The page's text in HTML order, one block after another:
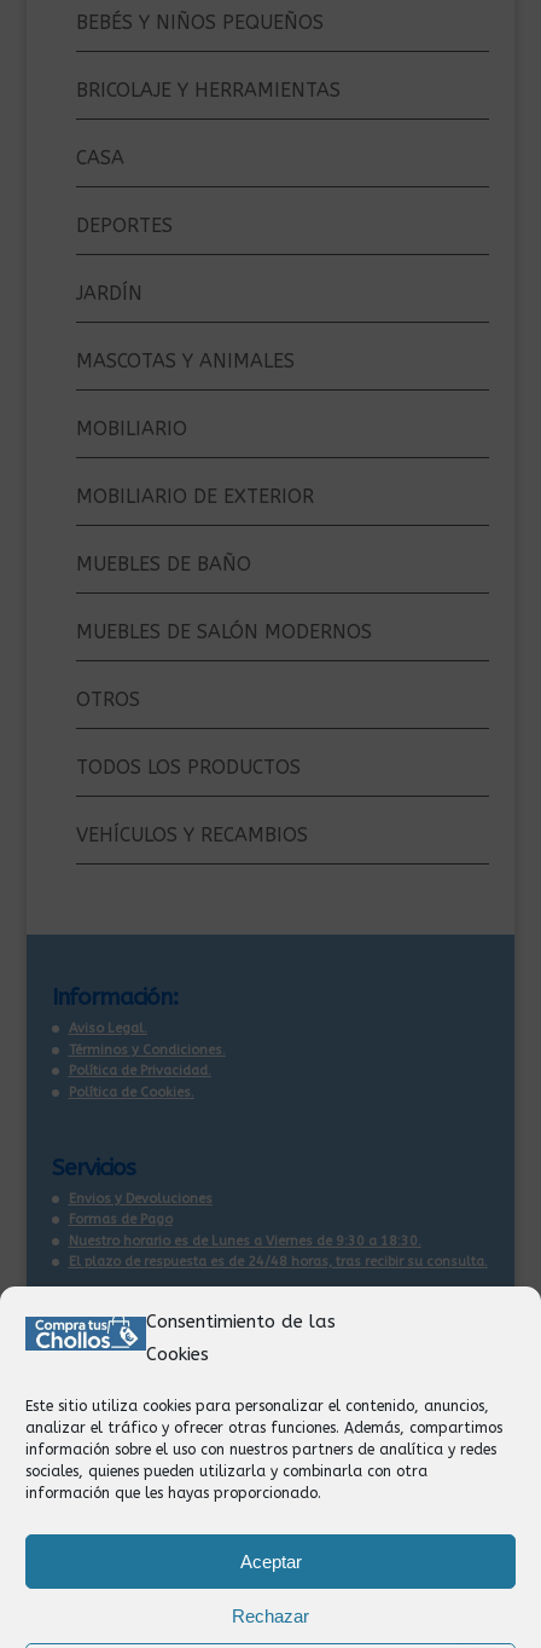
Consentimiento de las
Cookies
Este sitio utiliza cookies para personalizar el contenido, anuncios,
analizar el tráfico y ofrecer otras funciones. Además, compartimos
información sobre el uso con nuestros partners de analítica y redes
sociales, quienes pueden utilizarla y combinarla con otra
información que les hayas proporcionado.
Aceptar
Rechazar
BEBÉS Y NIÑOS PEQUEÑOS
BRICOLAJE Y HERRAMIENTAS
CASA
DEPORTES
JARDÍN
MASCOTAS Y ANIMALES
MOBILIARIO
MOBILIARIO DE EXTERIOR
MUEBLES DE BAÑO
MUEBLES DE SALÓN MODERNOS
OTROS
TODOS LOS PRODUCTOS
VEHÍCULOS Y RECAMBIOS
Información:
Aviso Legal.
Términos y Condiciones.
Política de Privacidad.
Política de Cookies.
Servicios
Envios y Devoluciones
Formas de Pago
Nuestro horario es de Lunes a Viernes de 9:30 a 18:30.
El plazo de respuesta es de 24/48 horas, tras recibir su consulta.
Contacto:
Facturación
Devoluciones
Privacidad
Formas de Pago